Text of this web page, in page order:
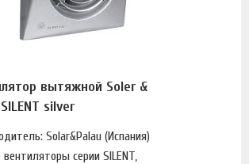
вытяжной Soler &
silver
Solar&Palau (Испания)
серии SILENT,